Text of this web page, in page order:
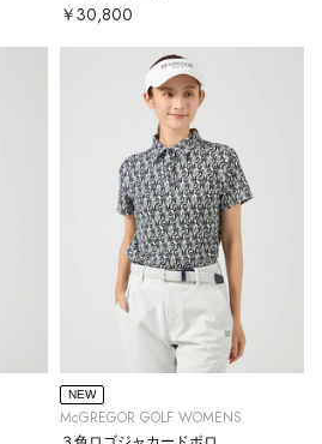
￥30,800
NEW
McGREGOR GOLF WOMENS